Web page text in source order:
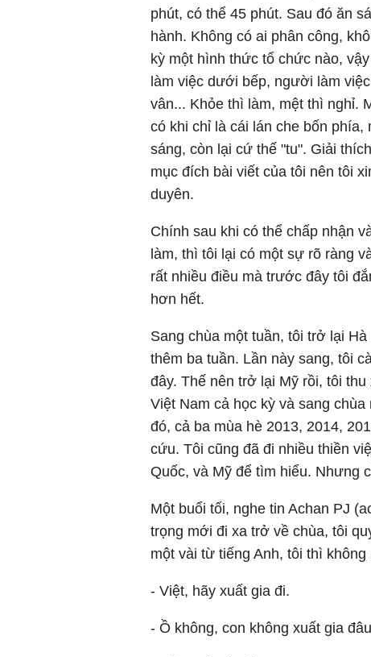
phút, có thể 45 phút. Sau đó ăn
hành. Không có ai phân công,
kỳ một hình thức tổ chức nào,
làm việc dưới bếp, người làm
vân... Khỏe thì làm, mệt thì nghỉ.
có khi chỉ là cái lán che bốn
sáng, còn lại cứ thế "tu". Giải
mục đích bài viết của tôi nên tôi
duyên.
Chính sau khi có thể chấp nhận
làm, thì tôi lại có một sự rõ ràng
rất nhiều điều mà trước đây tôi
hơn hết.
Sang chùa một tuần, tôi trở lại
thêm ba tuần. Lần này sang, tôi
đây. Thế nên trở lại Mỹ rồi, tôi
Việt Nam cả học kỳ và sang
đó, cả ba mùa hè 2013, 2014,
cứu. Tôi cũng đã đi nhiều thiền
Quốc, và Mỹ để tìm hiểu. Nhưng
Một buổi tối, nghe tin Achan PJ
trọng mới đi xa trở về chùa, tôi
một vài từ tiếng Anh, tôi thì
- Việt, hãy xuất gia đi.
- Ồ không, con không xuất gia